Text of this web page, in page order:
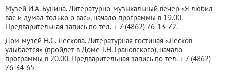
Музей И.А. Бунина. Литературно-музыкальный вечер «Я любил
вас и думал только о вас», начало программы в 19.00.
Предварительная запись по тел. + 7 (4862) 76-13-72.
Дом-музей Н.С. Лескова. Литературная гостиная «Лесков
улыбается» (пройдет в Доме Т.Н. Грановского), начало
программы в 20.00. Предварительная запись по тел. + 7 (4862)
76-34-65.